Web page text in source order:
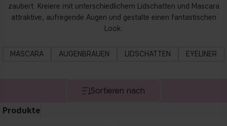
zaubert. Kreiere mit unterschiedlichem Lidschatten und Mascara
attraktive, aufregende Augen und gestalte einen fantastischen
Look.
MASCARA AUGENBRAUEN LIDSCHATTEN EYELINER
Sortieren nach
Produkte